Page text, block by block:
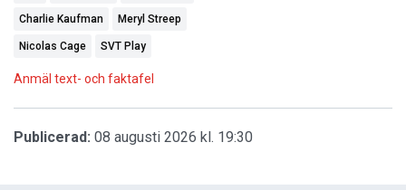
Charlie Kaufman Meryl Streep
Nicolas Cage SVT Play
Anmäl text- och faktafel
Publicerad: 08 augusti 2026 kl. 19:30